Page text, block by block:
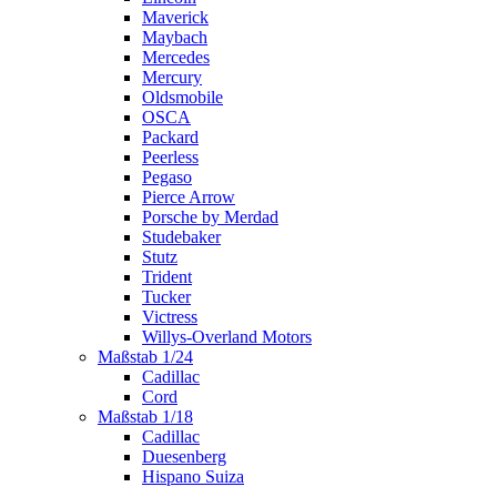
Maverick
Maybach
Mercedes
Mercury
Oldsmobile
OSCA
Packard
Peerless
Pegaso
Pierce Arrow
Porsche by Merdad
Studebaker
Stutz
Trident
Tucker
Victress
Willys-Overland Motors
Maßstab 1/24
Cadillac
Cord
Maßstab 1/18
Cadillac
Duesenberg
Hispano Suiza